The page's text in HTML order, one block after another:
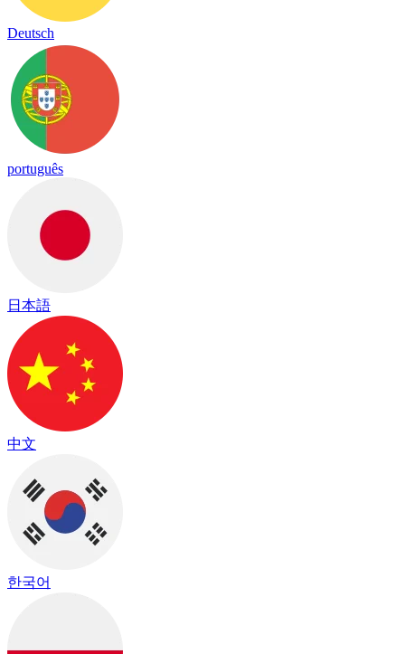
Deutsch
português
日本語
中文
한국어